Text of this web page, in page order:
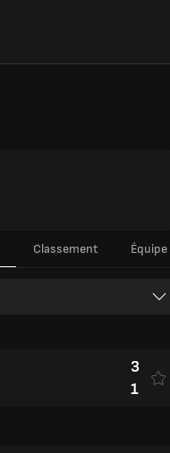
Classement Équipe
3
1